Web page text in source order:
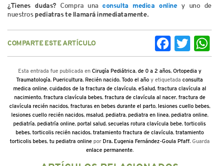
¿Tienes dudas?Compra unaconsulta medica online y uno de
nuestros pediatras te llamará inmediatamente.
COMPARTE ESTE ARTÍCULO FacebookTwitter
Esta entrada fue publicada en Cirugía Pediátrica, de 0 a 2 años, Ortopedia y
Traumatología, Puericultura, Recién nacido, Todo el año y etiquetada consulta
medica online, cuidados de la fractura de clavícula, eSalud, fractura clavícula al
nacimiento, fractura clavícula bebes, fractura de clavícula al nacer, fractura de
clavícula recién nacidos, fracturas en bebes durante el parto, lesiones cuello bebes,
lesiones cuello recién nacidos, msalud, pediatra, pediatra en linea, pediatra online,
pediatría, pediatría online, portal salud, secuelas rotura clavícula bebe, torticolis
bebes, torticolis recién nacidos, tratamiento fractura de clavícula, tratamiento
torticolis bebes, tu pediatra onlinepor Dra. Eugenia Fernández-Goula Pfaff. Guarda
enlace permanente.